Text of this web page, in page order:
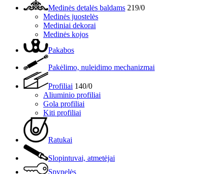
Medinės detalės baldams 219/0
Medinės juostelės
Mediniai dekorai
Medinės kojos
Pakabos
Pakėlimo, nuleidimo mechanizmai
Profiliai 140/0
Aliuminio profiliai
Gola profiliai
Kiti profiliai
Ratukai
Slopintuvai, atmetėjai
Spynelės